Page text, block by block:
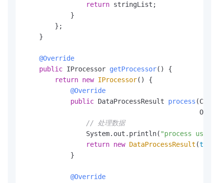
return stringList;
            }
        };
    }
@Override
public IProcessor getProcessor()
{
return new IProcessor() {
@Override
public DataProcessResult process
// 处理数据
                System.out.println(
"process user"
return new DataProcessResult (true
            }
@Override